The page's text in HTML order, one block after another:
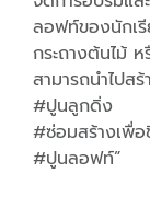
ลอฟท์ของนักเรี
กระถางต้นไม้
สามารถนำไปส
#ปูนลูกดิ่ง
#ซ่อมสร้างเพื่
#ปูนลอฟท์”